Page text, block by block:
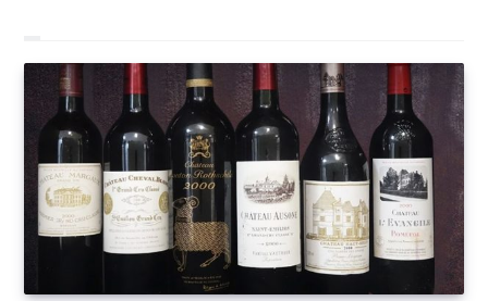
record. Analyse.